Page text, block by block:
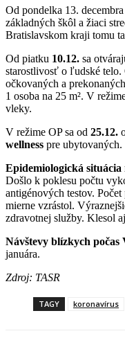
Od pondelka 13.
základných škôl a žiaci
Bratislavskom kraji tomu
Od piatku 10.12. sa
starostlivosť o ľudské telo.
očkovaných a
1 osoba na 25 m². V
vleky.
V režime OP sa od 25.12.
wellness pre ubytovaných.
Epidemiologická
Došlo k poklesu počtu
antigénových testov.
mierne vzrástol.
zdravotnej služby. Klesol
Návštevy blízkych počas
januára.
Zdroj: TASR
TAGY koronavírus